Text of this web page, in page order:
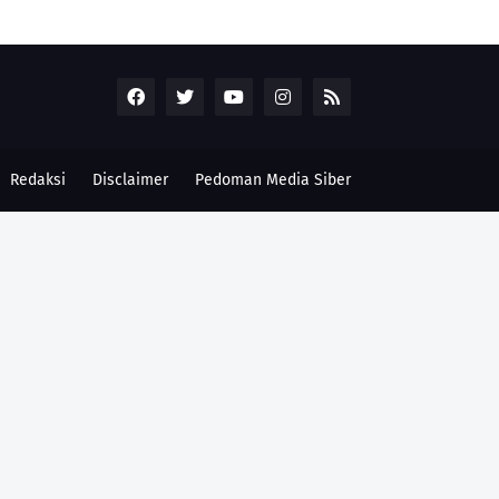
Redaksi Disclaimer Pedoman Media Siber